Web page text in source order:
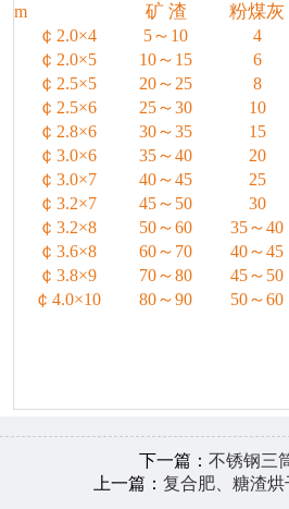
m 矿 渣 粉煤灰
￠2.0×4 5～ 10 4
￠2.0×5 10～ 15 6
￠2.5×5 20～25 8
￠2.5×6 25～30 10
￠2.8×6 30～35 15
￠3.0×6 35～40 20
￠3.0×7 40～45 25
￠3.2×7 45～ 50 30
￠3.2×8 50～60 35～40
￠3.6×8 60～ 70 40～45
￠3.8×9 70～80 45～ 50
￠4.0×10 80～90 50～60
下一篇： 不锈钢三
上一篇： 复合肥、糖渣烘